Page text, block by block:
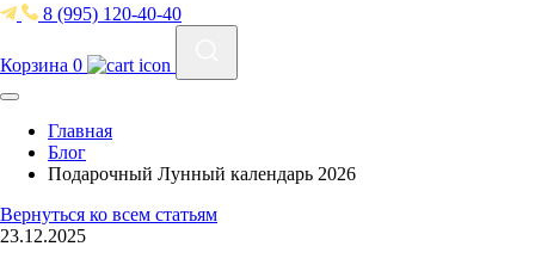
8 (995) 120-40-40
Корзина 0
Главная
Блог
Подарочный Лунный календарь 2026
Вернуться ко всем статьям
23.12.2025